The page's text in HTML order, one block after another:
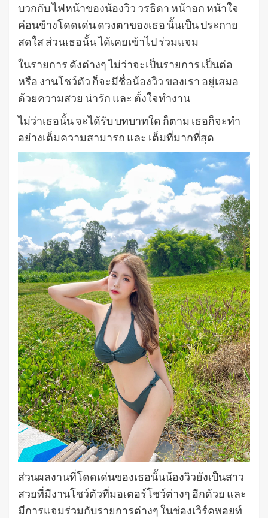
บวกกับ ไฟหน้าของน้องวิว วรธิดา หน้าอก หน้าใจ
ค่อนข้างโดดเด่น ดวงตาของเธอ นั้นเป็น ประกาย
สดใส ส่วนเธอนั้น ได้เคยเข้าไป ร่วมแจม
ในรายการ ดังต่างๆ ไม่ว่าจะเป็นรายการ เป็นต่อ
หรือ งานโชว์ตัว ก็จะมีชื่อน้องวิว ของเรา อยู่เสมอ
ด้วยความสวย น่ารัก และ ตั้งใจทำงาน
ไม่ว่าเธอนั้น จะได้รับ บทบาทใด ก็ตาม เธอก็จะทำ
อย่างเต็มความสามารถ และ เต็มที่มากที่สุด
ส่วนผลงานที่โดดเด่นของเธอนั้นน้องวิวยังเป็นสาว
สวยที่มีงานโชว์ตัวที่มอเตอร์โชว์ต่างๆ อีกด้วย และ
มีการแจมร่วมกับรายการต่างๆ ในช่องเวิร์คพอยท์